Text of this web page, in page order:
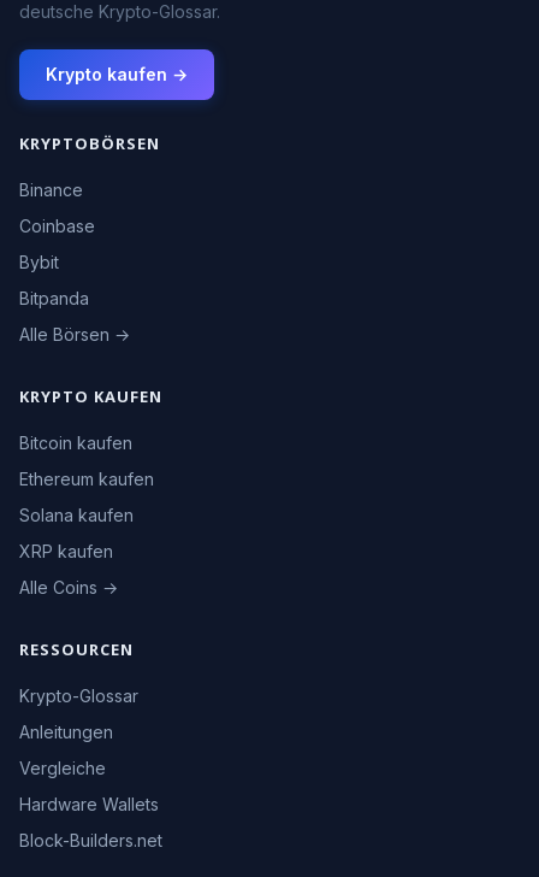
deutsche Krypto-Glossar.
Krypto kaufen →
KRYPTOBÖRSEN
Binance
Coinbase
Bybit
Bitpanda
Alle Börsen →
KRYPTO KAUFEN
Bitcoin kaufen
Ethereum kaufen
Solana kaufen
XRP kaufen
Alle Coins →
RESSOURCEN
Krypto-Glossar
Anleitungen
Vergleiche
Hardware Wallets
Block-Builders.net